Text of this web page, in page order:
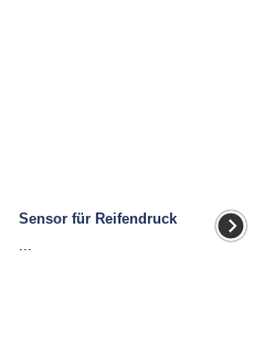
Sensor für Reifendruck
...